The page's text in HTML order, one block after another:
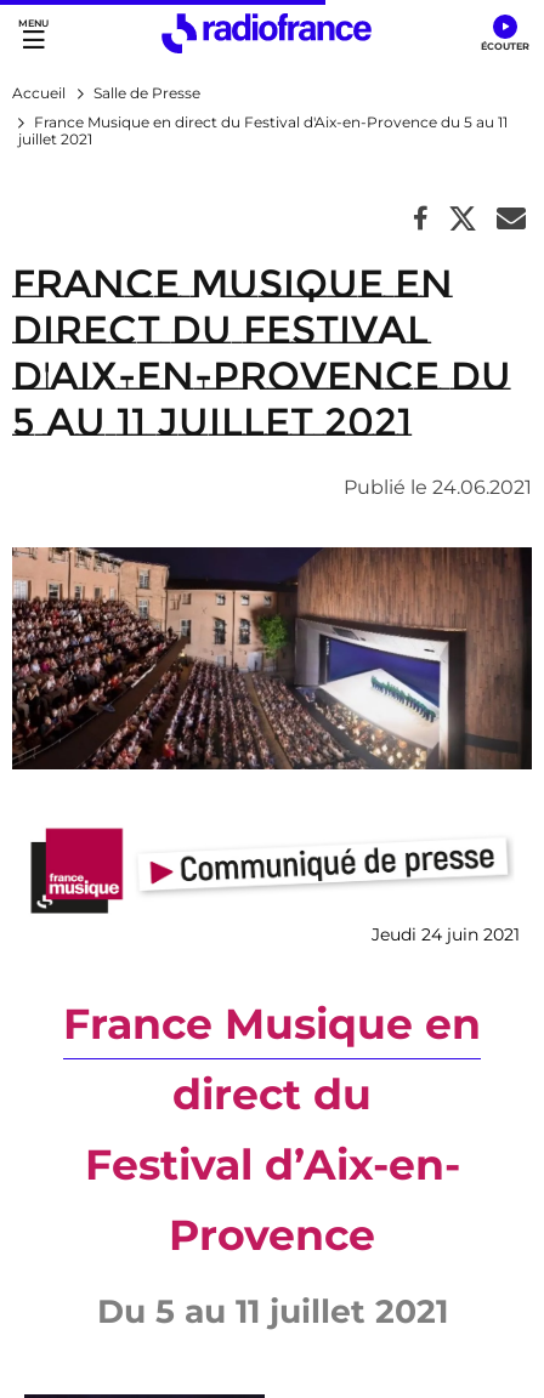
Accès direct :
Menu principal
Contenu
Accueil
Salle de Presse
France Musique en direct du Festival d'Aix-en-Provence du 5 au 11
juillet 2021
France Musique en
direct du Festival
d'Aix-en-Provence du
5 au 11 juillet 2021
Publié le 24.06.2021
Jeudi 24 juin 2021
France Musique en
direct du
Festival d’Aix-en-
Provence
Du 5 au 11 juillet 2021